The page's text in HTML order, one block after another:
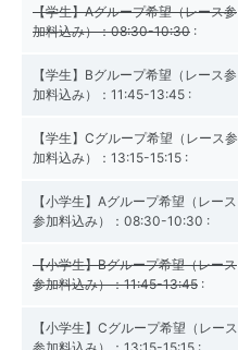
【学生】Aグループ希望（レース参
加料込み）：08:30-10:30 :
【学生】Bグループ希望（レース参
加料込み）：11:45-13:45 :
【学生】Cグループ希望（レース参
加料込み）：13:15-15:15 :
【小学生】Aグループ希望（レース
参加料込み）：08:30-10:30 :
【小学生】Bグループ希望（レース
参加料込み）：11:45-13:45 :
【小学生】Cグループ希望（レース